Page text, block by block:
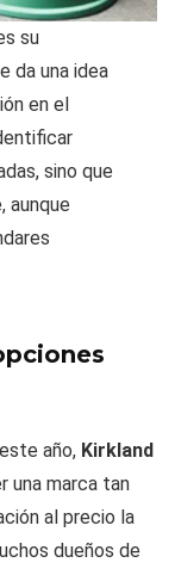
su
da una idea
en el
sino que
aunque
año, Kirkland
una marca tan
al precio la
dueños de